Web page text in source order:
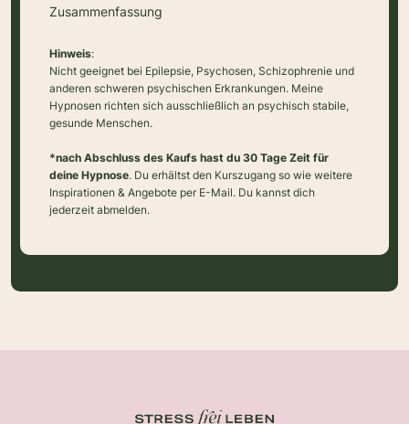
Zusammenfassung
Hinweis:
Nicht geeignet bei Epilepsie, Psychosen, Schizophrenie und
anderen schweren psychischen Erkrankungen. Meine
Hypnosen richten sich ausschließlich an psychisch stabile,
gesunde Menschen.
*nach Abschluss des Kaufs hast du 30 Tage Zeit für
deine Hypnose. Du erhältst den Kurszugang so wie weitere
Inspirationen & Angebote per E-Mail. Du kannst dich
jederzeit abmelden.